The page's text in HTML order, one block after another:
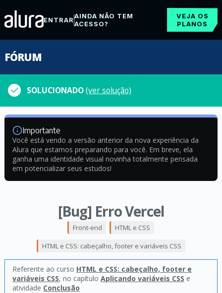
ENTRARAINDA NÃO TEM
ACESSO?
VEJA OS
PLANOS
FÓRUM
SOLUCIONADO(ver solução)
Importante
Você está vendo a versão anterior da nova experiência da
Alura que estamos preparando para você. Em breve, ela
ganha uma identidade visual novinha totalmente pensada
em potencializar seus estudos!
[Bug] Erro Vercel
Front-end HTML e CSS
HTML e CSS: cabeçalho, footer e variáveis CSS
Referente ao curso HTML e CSS: cabeçalho, footer e
variáveis CSS, no capítulo Aplicando variáveis CSS e
atividade Conclusão